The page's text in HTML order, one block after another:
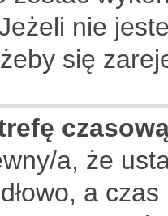
nie
się
a, że
a